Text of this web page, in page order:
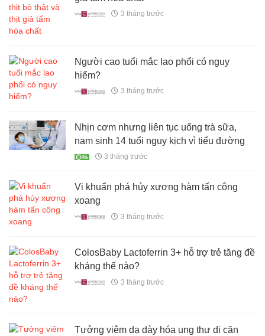
3 tháng trước
Người cao tuổi mắc lao phổi có nguy
hiểm?
3 tháng trước
Nhịn cơm nhưng liên tục uống trà sữa,
nam sinh 14 tuổi nguy kịch vì tiểu đường
3 tháng trước
Vi khuẩn phá hủy xương hàm tấn công
xoang
3 tháng trước
ColosBaby Lactoferrin 3+ hỗ trợ trẻ tăng đề
kháng thế nào?
3 tháng trước
Tưởng viêm dạ dày hóa ung thư di căn